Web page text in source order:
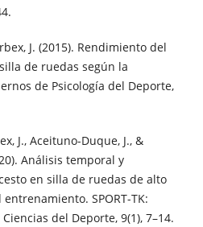
J. (2015). Rendimiento del
de ruedas según la
de Psicología del Deporte,
J., Aceituno-Duque, J., &
Análisis temporal y
en silla de ruedas de alto
SPORT-TK:
del Deporte, 9(1), 7–14.